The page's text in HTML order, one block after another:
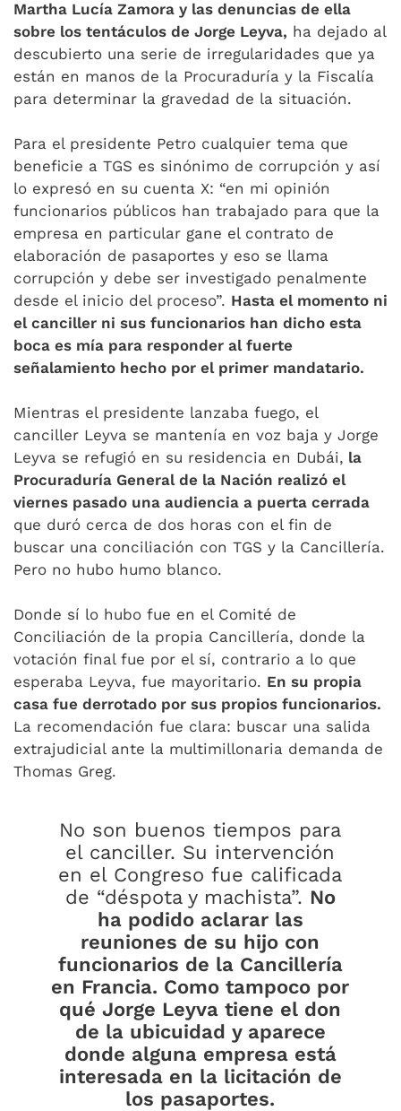
Martha Lucía Zamora y las denuncias de ella
sobre los tentáculos de Jorge Leyva, ha dejado al
descubierto una serie de irregularidades que ya
están en manos de la Procuraduría y la Fiscalía
para determinar la gravedad de la situación.
Para el presidente Petro cualquier tema que
beneficie a TGS es sinónimo de corrupción y así
lo expresó en su cuenta X: “en mi opinión
funcionarios públicos han trabajado para que la
empresa en particular gane el contrato de
elaboración de pasaportes y eso se llama
corrupción y debe ser investigado penalmente
desde el inicio del proceso”. Hasta el momento ni
el canciller ni sus funcionarios han dicho esta
boca es mía para responder al fuerte
señalamiento hecho por el primer mandatario.
Mientras el presidente lanzaba fuego, el
canciller Leyva se mantenía en voz baja y Jorge
Leyva se refugió en su residencia en Dubái, la
Procuraduría General de la Nación realizó el
viernes pasado una audiencia a puerta cerrada
que duró cerca de dos horas con el fin de
buscar una conciliación con TGS y la Cancillería.
Pero no hubo humo blanco.
Donde sí lo hubo fue en el Comité de
Conciliación de la propia Cancillería, donde la
votación final fue por el sí, contrario a lo que
esperaba Leyva, fue mayoritario. En su propia
casa fue derrotado por sus propios funcionarios.
La recomendación fue clara: buscar una salida
extrajudicial ante la multimillonaria demanda de
Thomas Greg.
No son buenos tiempos para
el canciller. Su intervención
en el Congreso fue calificada
de “déspota y machista”. No
ha podido aclarar las
reuniones de su hijo con
funcionarios de la Cancillería
en Francia. Como tampoco por
qué Jorge Leyva tiene el don
de la ubicuidad y aparece
donde alguna empresa está
interesada en la licitación de
los pasaportes.